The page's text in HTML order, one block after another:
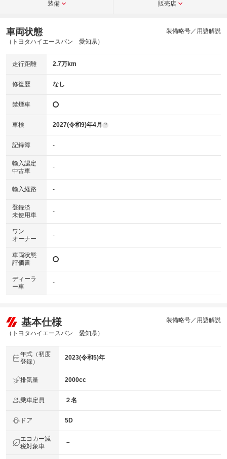
装備 販売店
車両状態
（トヨタハイエースバン 愛知県）
装備略号／用語解説
走行距離 2.7万km
修復歴 なし
禁煙車
車検 2027(令和9)年4月 ?
記録簿 -
輸入認定
中古車
-
輸入経路 -
登録済
未使用車
-
ワン
オーナー
-
車両状態
評価書
ディーラ
ー車
-
基本仕様
（トヨタハイエースバン 愛知県）
装備略号／用語解説
年式（初度
登録）
2023(令和5)年
排気量 2000cc
乗車定員 ２名
ドア 5D
エコカー減
税対象車
－